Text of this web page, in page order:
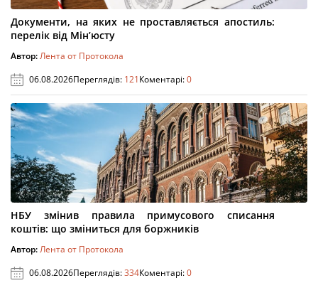
Документи, на яких не проставляється апостиль:
перелік від Мін’юсту
Автор:Лента от Протокола
06.08.2026Переглядів: 121Коментарі:0
НБУ змінив правила примусового списання
коштів: що зміниться для боржників
Автор:Лента от Протокола
06.08.2026Переглядів:334Коментарі:0